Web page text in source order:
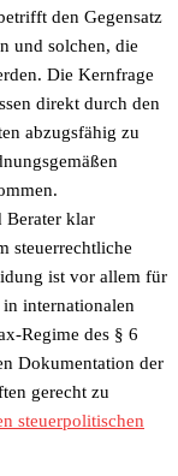
den Gegensatz
und solchen, die
Die Kernfrage
direkt durch den
abzugsfähig zu
Berater klar
steuerrechtliche
ist vor allem für
internationalen
Regime des § 6
Dokumentation der
gerecht zu
steuerpolitischen